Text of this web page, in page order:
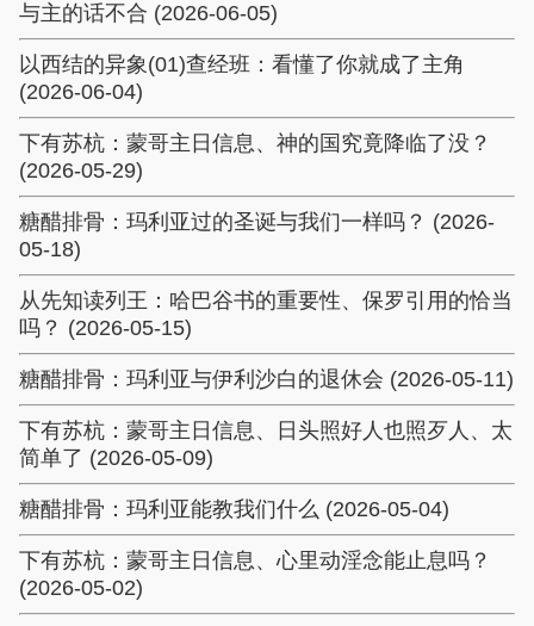
与主的话不合 (2026-06-05)
以西结的异象(01)查经班：看懂了你就成了主角
(2026-06-04)
下有苏杭：蒙哥主日信息、神的国究竟降临了没？
(2026-05-29)
糖醋排骨：玛利亚过的圣诞与我们一样吗？ (2026-
05-18)
从先知读列王：哈巴谷书的重要性、保罗引用的恰当
吗？ (2026-05-15)
糖醋排骨：玛利亚与伊利沙白的退休会 (2026-05-11)
下有苏杭：蒙哥主日信息、日头照好人也照歹人、太
简单了 (2026-05-09)
糖醋排骨：玛利亚能教我们什么 (2026-05-04)
下有苏杭：蒙哥主日信息、心里动淫念能止息吗？
(2026-05-02)